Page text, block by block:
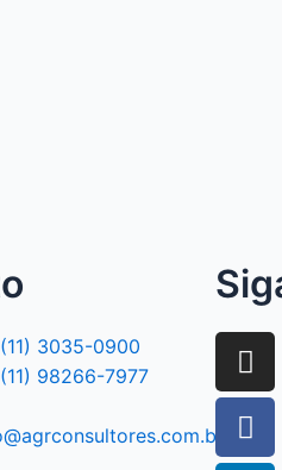
3035-0900
98266-7977